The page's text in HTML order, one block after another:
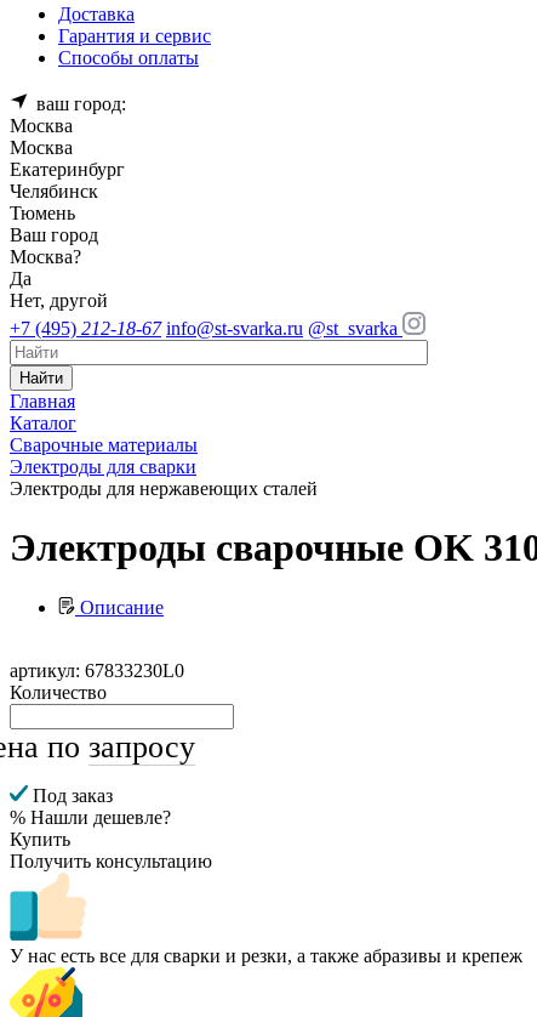
Доставка
Гарантия и сервис
Способы оплаты
ваш город:
Москва
Москва
Екатеринбург
Челябинск
Тюмень
Ваш город
Москва?
Да
Нет, другой
+7 (495) 212-18-67 info@st-svarka.ru @st_svarka
Найти
Главная
Каталог
Сварочные материалы
Электроды для сварки
Электроды для нержавеющих сталей
Электроды сварочные OK
Описание
артикул: 67833230L0
Количество
по запросу
Под заказ
% Нашли дешевле?
Купить
Получить консультацию
У нас есть все для сварки и резки, а также абразивы и крепеж